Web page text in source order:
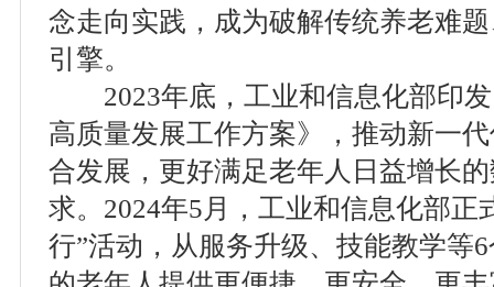
念走向实践，成为破解传统养老难
引擎。
2023年底，工业和信息化部印发
高质量发展工作方案》，推动新一
合发展，更好满足老年人日益增长
求。2024年5月，工业和信息化部正
行”活动，从服务升级、技能教学等